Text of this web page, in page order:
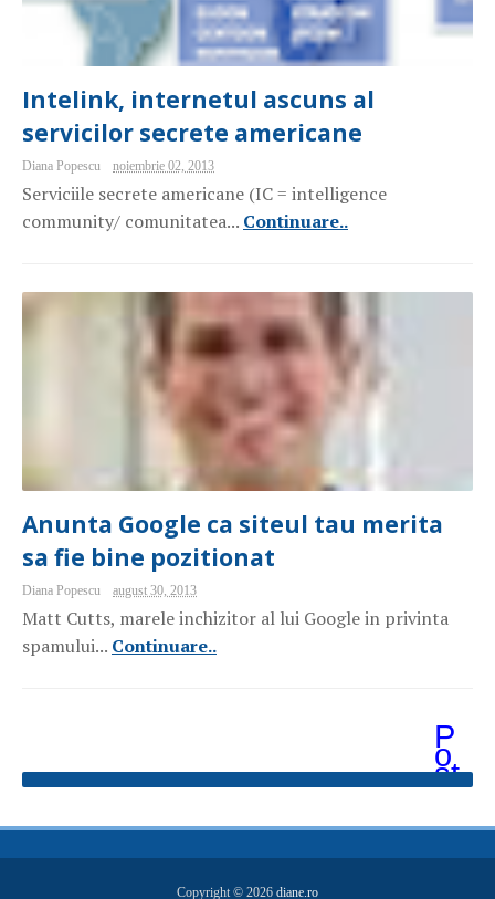
Intelink, internetul ascuns al
servicilor secrete americane
Diana Popescu noiembrie 02, 2013
Serviciile secrete americane (IC = intelligence
community/ comunitatea... Continuare..
Anunta Google ca siteul tau merita
sa fie bine pozitionat
Diana Popescu august 30, 2013
Matt Cutts, marele inchizitor al lui Google in privinta
spamului... Continuare..
P
o
st
ăr
m
ai
v
Copyright © 2026 diane.ro